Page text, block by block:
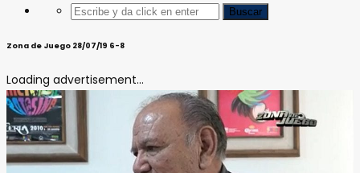
Zona de Juego 28/07/19 6-8
Loading advertisement...